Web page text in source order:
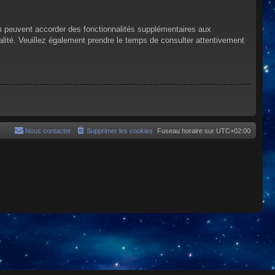
accorder des fonctionnalités supplémentaires aux
Veuillez également prendre le temps de consulter attentivement
Fuseau horaire sur UTC+02:00
Supprimer les cookies
Nous contacter